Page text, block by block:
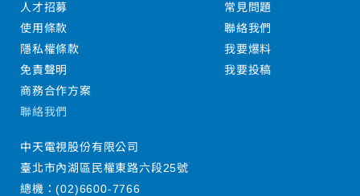
人才招募
使用條款
隱私權條款
免責聲明
商務合作方案
常見問題
聯絡我們
我要爆料
我要投稿
聯絡我們
中天電視股份有限公司
臺北市內湖區民權東路六段25號
總機：(02)6600-7766